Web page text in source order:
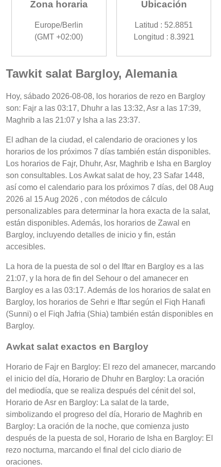
Zona horaria
Europe/Berlin
(GMT +02:00)
Ubicación
Latitud : 52.8851
Longitud : 8.3921
Tawkit salat Bargloy, Alemania
Hoy, sábado 2026-08-08, los horarios de rezo en Bargloy
son: Fajr a las 03:17, Dhuhr a las 13:32, Asr a las 17:39,
Maghrib a las 21:07 y Isha a las 23:37.
El adhan de la ciudad, el calendario de oraciones y los
horarios de los próximos 7 días también están disponibles.
Los horarios de Fajr, Dhuhr, Asr, Maghrib e Isha en Bargloy
son consultables. Los Awkat salat de hoy, 23 Safar 1448,
así como el calendario para los próximos 7 días, del 08 Aug
2026 al 15 Aug 2026 , con métodos de cálculo
personalizables para determinar la hora exacta de la salat,
están disponibles. Además, los horarios de Zawal en
Bargloy, incluyendo detalles de inicio y fin, están
accesibles.
La hora de la puesta de sol o del Iftar en Bargloy es a las
21:07, y la hora de fin del Sehour o del amanecer en
Bargloy es a las 03:17. Además de los horarios de salat en
Bargloy, los horarios de Sehri e Iftar según el Fiqh Hanafi
(Sunni) o el Fiqh Jafria (Shia) también están disponibles en
Bargloy.
Awkat salat exactos en Bargloy
Horario de Fajr en Bargloy: El rezo del amanecer, marcando
el inicio del día, Horario de Dhuhr en Bargloy: La oración
del mediodía, que se realiza después del cénit del sol,
Horario de Asr en Bargloy: La salat de la tarde,
simbolizando el progreso del día, Horario de Maghrib en
Bargloy: La oración de la noche, que comienza justo
después de la puesta de sol, Horario de Isha en Bargloy: El
rezo nocturna, marcando el final del ciclo diario de
oraciones.